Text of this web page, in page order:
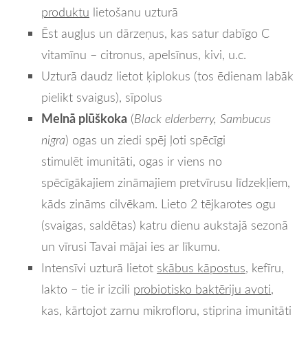
produktu lietošanu uzturā
Ēst augļus un dārzeņus, kas satur dabīgo C
vitamīnu – citronus, apelsīnus, kivi, u.c.
Uzturā daudz lietot ķiplokus (tos ēdienam labāk
pielikt svaigus), sīpolus
Melnā plūškoka (Black elderberry, Sambucus
nigra) ogas un ziedi spēj ļoti spēcīgi
stimulēt imunitāti, ogas ir viens no
spēcīgākajiem zināmajiem pretvīrusu līdzekļiem,
kāds zināms cilvēkam. Lieto 2 tējkarotes ogu
(svaigas, saldētas) katru dienu aukstajā sezonā
un vīrusi Tavai mājai ies ar līkumu.
Intensīvi uzturā lietot skābus kāpostus, kefīru,
lakto – tie ir izcili probiotisko baktēriju avoti,
kas, kārtojot zarnu mikrofloru, stiprina imunitāti